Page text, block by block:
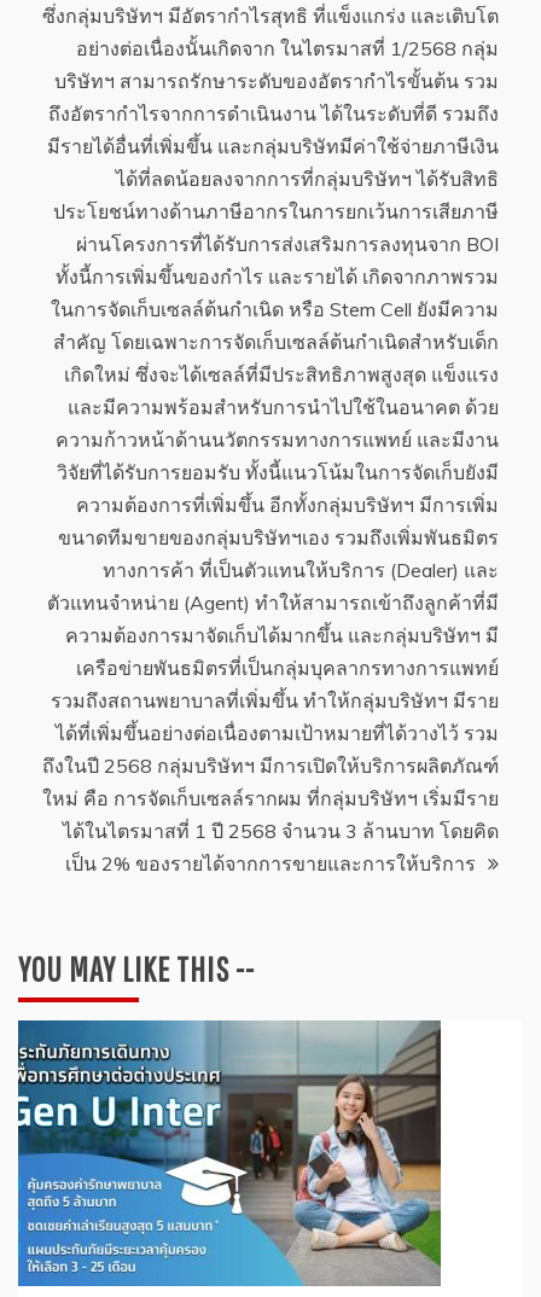
ซึ่งกลุ่มบริษัทฯ มีอัตรากำไรสุทธิ ที่แข็งแกร่ง และเติบโต
อย่างต่อเนื่องนั้นเกิดจาก ในไตรมาสที่ 1/2568 กลุ่ม
บริษัทฯ สามารถรักษาระดับของอัตรากำไรขั้นต้น รวม
ถึงอัตรากำไรจากการดำเนินงาน ได้ในระดับที่ดี รวมถึง
มีรายได้อื่นที่เพิ่มขึ้น และกลุ่มบริษัทมีค่าใช้จ่ายภาษีเงิน
ได้ที่ลดน้อยลงจากการที่กลุ่มบริษัทฯ ได้รับสิทธิ
ประโยชน์ทางด้านภาษีอากรในการยกเว้นการเสียภาษี
ผ่านโครงการที่ได้รับการส่งเสริมการลงทุนจาก BOI
ทั้งนี้การเพิ่มขึ้นของกำไร และรายได้ เกิดจากภาพรวม
ในการจัดเก็บเซลล์ต้นกำเนิด หรือ Stem Cell ยังมีความ
สำคัญ โดยเฉพาะการจัดเก็บเซลล์ต้นกำเนิดสำหรับเด็ก
เกิดใหม่ ซึ่งจะได้เซลล์ที่มีประสิทธิภาพสูงสุด แข็งแรง
และมีความพร้อมสำหรับการนำไปใช้ในอนาคต ด้วย
ความก้าวหน้าด้านนวัตกรรมทางการแพทย์ และมีงาน
วิจัยที่ได้รับการยอมรับ ทั้งนี้แนวโน้มในการจัดเก็บยังมี
ความต้องการที่เพิ่มขึ้น อีกทั้งกลุ่มบริษัทฯ มีการเพิ่ม
ขนาดทีมขายของกลุ่มบริษัทฯเอง รวมถึงเพิ่มพันธมิตร
ทางการค้า ที่เป็นตัวแทนให้บริการ (Dealer) และ
ตัวแทนจำหน่าย (Agent) ทำให้สามารถเข้าถึงลูกค้าที่มี
ความต้องการมาจัดเก็บได้มากขึ้น และกลุ่มบริษัทฯ มี
เครือข่ายพันธมิตรที่เป็นกลุ่มบุคลากรทางการแพทย์
รวมถึงสถานพยาบาลที่เพิ่มขึ้น ทำให้กลุ่มบริษัทฯ มีราย
ได้ที่เพิ่มขึ้นอย่างต่อเนื่องตามเป้าหมายที่ได้วางไว้ รวม
ถึงในปี 2568 กลุ่มบริษัทฯ มีการเปิดให้บริการผลิตภัณฑ์
ใหม่ คือ การจัดเก็บเซลล์รากผม ที่กลุ่มบริษัทฯ เริ่มมีราย
ได้ในไตรมาสที่ 1 ปี 2568 จำนวน 3 ล้านบาท โดยคิด
เป็น 2% ของรายได้จากการขายและการให้บริการ
YOU MAY LIKE THIS --